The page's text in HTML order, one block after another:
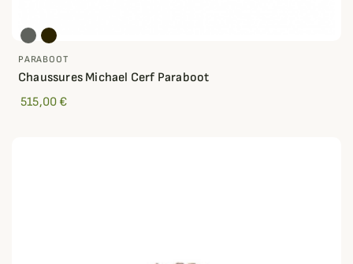
PARABOOT
Chaussures Michael Cerf Paraboot
515,00 €